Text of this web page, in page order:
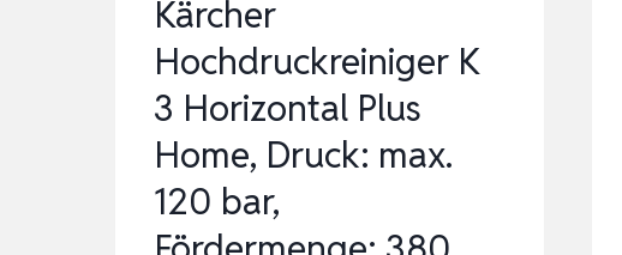
MIT
SELBST…
Kärcher
Hochdruckreiniger K
3 Horizontal Plus
Home, Druck: max.
120 bar,